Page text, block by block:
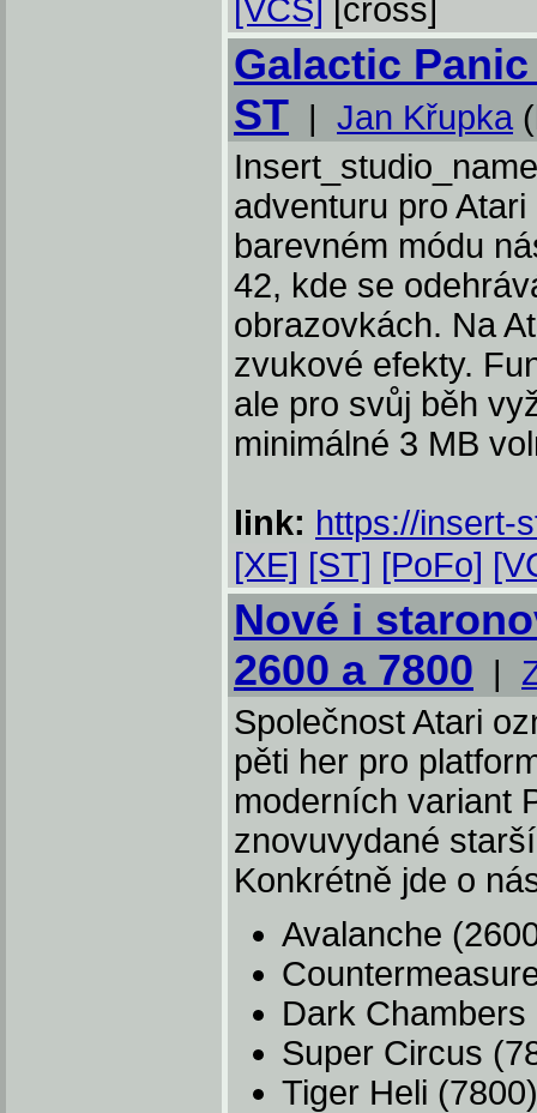
[VCS] [cross]
Galactic
ST | Jan Křupka
adventuru pro
barevném módu
42, kde se
obrazovkách. Na
zvukové efekty.
ale pro svůj běh
minimálné 3 MB
link: https://insert-
[XE] [ST] [PoFo]
Nové i
2600 a 7800 |
Společnost Atari
pěti her pro
moderních variant
znovuvydané
Konkrétně jde o
Avalanche
Dark Chambers
Super Circus
Tiger Heli (7800)